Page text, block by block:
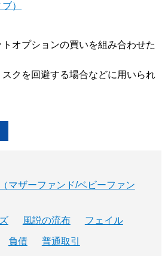
）
オプションの買いを組み合わせた
クを回避する場合などに用いられ
マザーファンド/ベビーファン
風説の流布 フェイル
負債 普通取引